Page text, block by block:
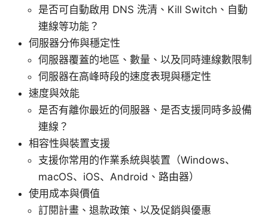
是否可自動啟用 DNS 洗清、Kill Switch、自動
連線等功能？
伺服器分佈與穩定性
伺服器覆蓋的地區、數量、以及同時連線數限制
伺服器在高峰時段的速度表現與穩定性
速度與效能
是否有離你最近的伺服器、是否支援同時多設備
連線？
相容性與裝置支援
支援你常用的作業系統與裝置（Windows、
macOS、iOS、Android、路由器）
使用成本與價值
訂閱計畫、退款政策、以及促銷與優惠